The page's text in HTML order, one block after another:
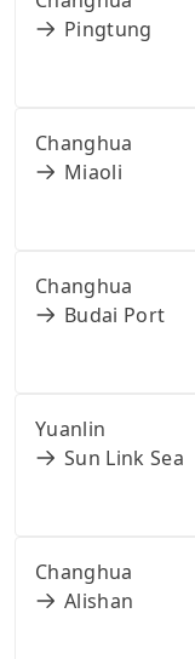
Pingtung
Changhua
Miaoli
Changhua
Budai Port
Yuanlin
Sun Link Sea
Changhua
Alishan